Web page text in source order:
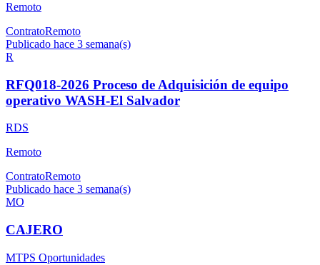
Remoto
ContratoRemoto
Publicado hace 3 semana(s)
R
RFQ018-2026 Proceso de Adquisición de equipo
operativo WASH-El Salvador
RDS
Remoto
ContratoRemoto
Publicado hace 3 semana(s)
MO
CAJERO
MTPS Oportunidades